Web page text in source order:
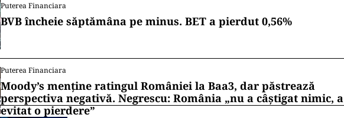
Puterea Financiara
BVB încheie săptămâna pe minus. BET a pierdut 0,56%
Puterea Financiara
Moody’s menține ratingul României la Baa3, dar păstrează
perspectiva negativă. Negrescu: România „nu a câștigat nimic, a
evitat o pierdere”